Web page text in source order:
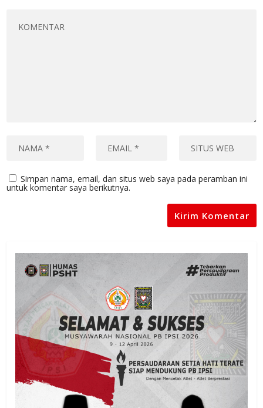
Simpan nama, email, dan situs web saya pada peramban ini
untuk komentar saya berikutnya.